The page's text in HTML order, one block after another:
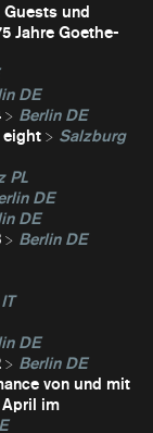
Guests und
Jahre Goethe-
DE
Berlin DE
eight
Salzburg
PL
DE
DE
Berlin DE
DE
Berlin DE
von und mit
April im